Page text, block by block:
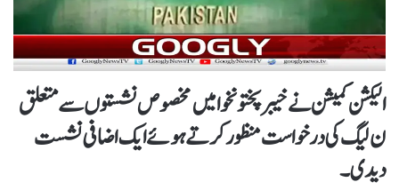
الیکشن کمیشن نے خیبر پختونخوا میں مخصوص نشستوں سے متعلق
ن لیگ کی درخواست منظور کرتے ہوئے ایک اضافی نشست
دیدی۔